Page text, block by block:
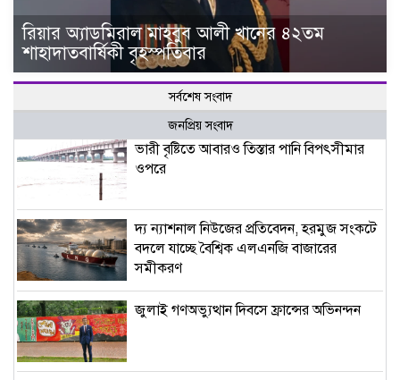
রিয়ার অ্যাডমিরাল মাহবুব আলী খানের ৪২তম
শাহাদাতবার্ষিকী বৃহস্পতিবার
সর্বশেষ সংবাদ
জনপ্রিয় সংবাদ
ভারী বৃষ্টিতে আবারও তিস্তার পানি বিপৎসীমার
ওপরে
দ্য ন্যাশনাল নিউজের প্রতিবেদন, হরমুজ সংকটে
বদলে যাচ্ছে বৈশ্বিক এলএনজি বাজারের
সমীকরণ
জুলাই গণঅভ্যুত্থান দিবসে ফ্রান্সের অভিনন্দন